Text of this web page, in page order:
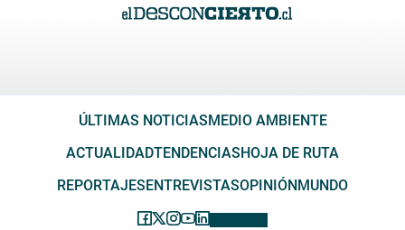
ÚLTIMAS NOTICIASMEDIO AMBIENTE
ACTUALIDADTENDENCIASHOJA DE RUTA
REPORTAJESENTREVISTASOPINIÓNMUNDO